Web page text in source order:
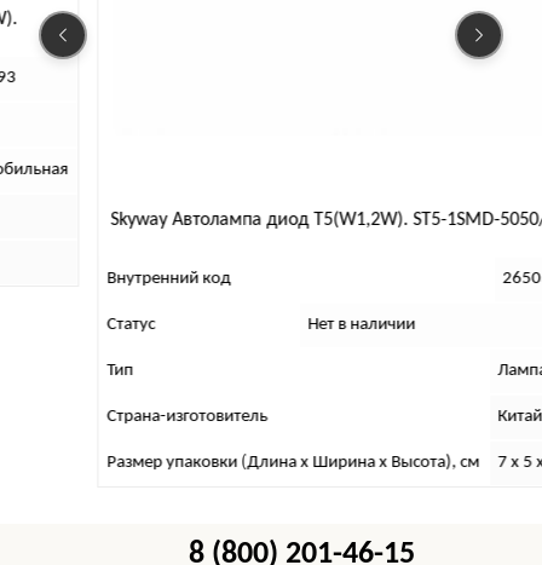
Автолампа диод T5(W1,2W). ST5-1SMD-5050/T5-1LED 5050
Лампа автомобильная
изготовитель
упаковки (Длина х Ширина х Высота), см 7 x 5 x 1
8 (800) 201-46-15